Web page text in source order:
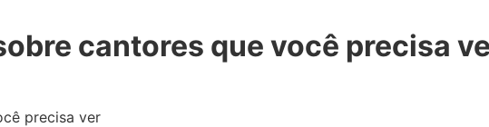
cantores que você precisa